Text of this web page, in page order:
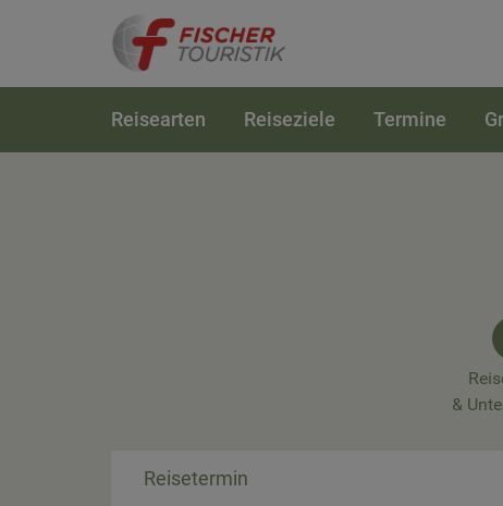
Reisearten Reiseziele Termine
&
Reisetermin